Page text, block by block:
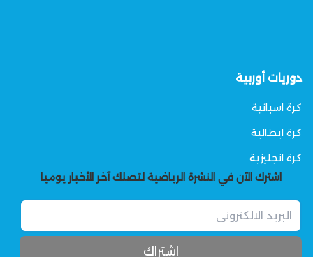
دوريات أوربية
كرة اسبانية
كرة ايطالية
كرة انجليزية
اشترك الآن في النشرة الرياضية لتصلك آخر الأخبار يوميا